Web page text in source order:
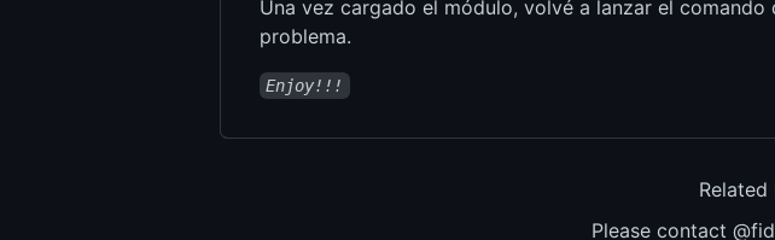
Una vez cargado el módulo, volvé a lanzar el comando
problema.
Enjoy!!!
Related
Please contact